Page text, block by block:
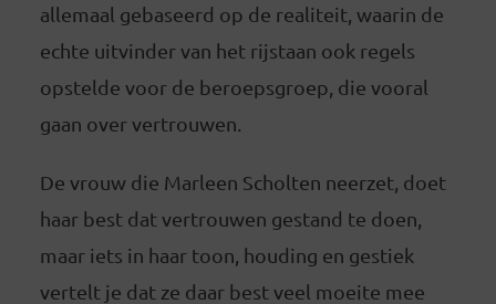
allemaal gebaseerd op de realiteit, waarin de
echte uitvinder van het rijstaan ook regels
opstelde voor de beroepsgroep, die vooral
gaan over vertrouwen.
De vrouw die Marleen Scholten neerzet, doet
haar best dat vertrouwen gestand te doen,
maar iets in haar toon, houding en gestiek
vertelt je dat ze daar best veel moeite mee